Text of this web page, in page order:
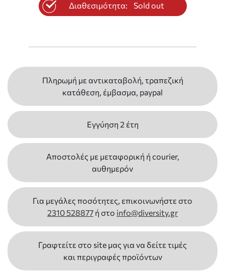
Διαθεσιμότητα: Sold out
Πληρωμή με αντικαταβολή, τραπεζική
κατάθεση, έμβασμα, paypal
Εγγύηση 2 έτη
Αποστολές με μεταφορική ή courier,
αυθημερόν
Για μεγάλες ποσότητες, επικοινωνήστε στο
2310 528877 ή στο info@diversity.gr
Γραφτείτε στο site μας για να δείτε τιμές
και περιγραφές προϊόντων